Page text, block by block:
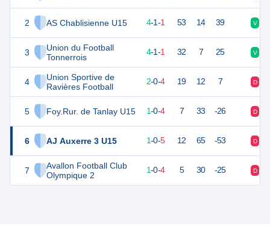
2 AS Chablisienne U15
3
Union du Football
Tonnerrois
4
Union Sportive de
Ravières Football
5 Foy.Rur. de Tanlay U15
6 AJ Auxerre 3 U15
7
Avallon Football Club
Olympique 2
13 4-1-1 53 14 39 V
13 4-1-1 32 7 25 V
6 2-0-4 19 12 7 D
3 5 1-0-4 7 33 -26 D
3 1-0-5 12 65 -53 D
2 1-0-4 5 30 -25 D